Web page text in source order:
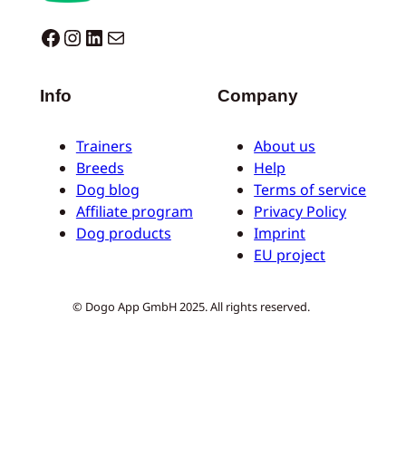
Dogo facebook InstagramLinkedIn Mail
Info
Trainers
Breeds
Dog blog
Affiliate program
Dog products
Company
About us
Help
Terms of service
Privacy Policy
Imprint
EU project
© Dogo App GmbH 2025. All rights reserved.